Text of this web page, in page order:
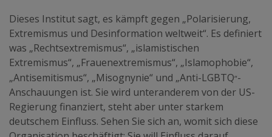
Dieses Institut sagt, es kämpft gegen „Polarisierung,
Extremismus und Desinformation weltweit“. Es definiert
was „Rechtsextremismus“, „islamistischen
Extremismus“, „Frauenextremismus“, „Islamophobie“,
„Antisemitismus“, „Misognynie“ und „Anti-LGBTQ“-
Anschauungen ist. Sie wird unteranderem von der US-
Regierung finanziert, steht aber unter starkem
deutschem Einfluss. Sehen Sie sich an, womit sich diese